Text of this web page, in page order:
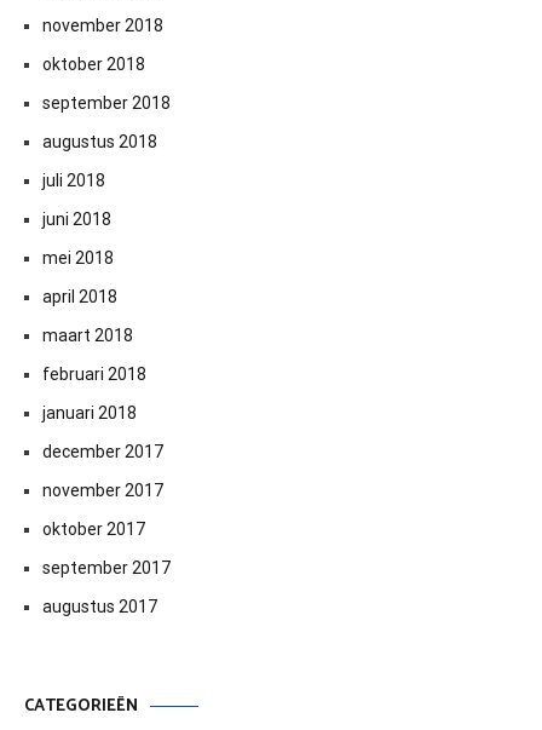
november 2018
oktober 2018
september 2018
augustus 2018
juli 2018
juni 2018
mei 2018
april 2018
maart 2018
februari 2018
januari 2018
december 2017
november 2017
oktober 2017
september 2017
augustus 2017
CATEGORIEËN